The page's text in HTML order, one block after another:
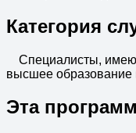
Категория
Специалисты,
высшее образование
Эта